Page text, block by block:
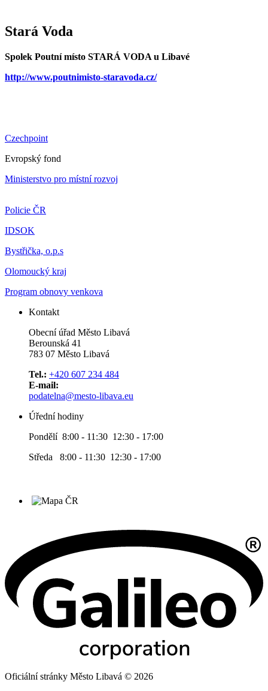
Stará Voda
Spolek Poutní místo STARÁ VODA u Libavé
http://www.poutnimisto-staravoda.cz/
Czechpoint
Evropský fond
Ministerstvo pro místní rozvoj
Policie ČR
IDSOK
Bystřička, o.p.s
Olomoucký kraj
Program obnovy venkova
Kontakt
Obecní úřad Město Libavá
Berounská 41
783 07 Město Libavá
Tel.: +420 607 234 484
E-mail:
podatelna@mesto-libava.eu
Úřední hodiny
Pondělí 8:00 - 11:30 12:30 - 17:00
Středa 8:00 - 11:30 12:30 - 17:00
Oficiální stránky Město Libavá © 2026